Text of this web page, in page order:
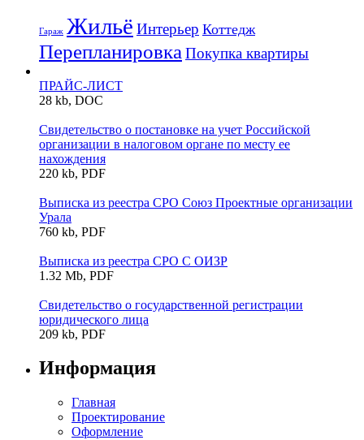
Гараж Жильё Интерьер Коттедж
Перепланировка Покупка квартиры
ПРАЙС-ЛИСТ
28 kb, DOC
Свидетельство о постановке на учет Российской
организации в налоговом органе по месту ее
нахождения
220 kb, PDF
Выписка из реестра СРО Союз Проектные организации
Урала
760 kb, PDF
Выписка из реестра СРО С ОИЗР
1.32 Mb, PDF
Свидетельство о государственной регистрации
юридического лица
209 kb, PDF
Информация
Главная
Проектирование
Оформление